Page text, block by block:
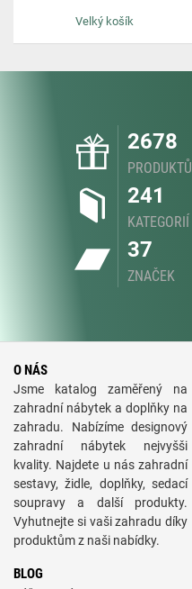
Velký košík
2678
PRODUKTŮ
241
KATEGORIÍ
37
ZNAČEK
O NÁS
Jsme katalog zaměřený na
zahradní nábytek a doplňky na
zahradu. Nabízíme designový
zahradní nábytek nejvyšši
kvality. Najdete u nás zahradní
sestavy, židle, doplňky, sedací
soupravy a další produkty.
Vyhutnejte si vaši zahradu díky
produktům z naši nabídky.
BLOG